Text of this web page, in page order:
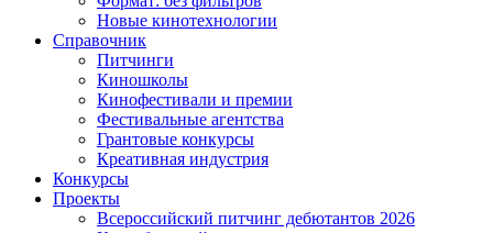
Новые кинотехнологии
Справочник
Питчинги
Киношколы
Кинофестивали и премии
Фестивальные агентства
Грантовые конкурсы
Креативная индустрия
Конкурсы
Проекты
Всероссийский питчинг дебютантов 2026